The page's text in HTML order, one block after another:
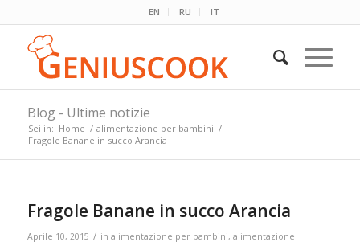
EN RU IT
Blog - Ultime notizie
Sei in: Home / alimentazione per bambini /
Fragole Banane in succo Arancia
Fragole Banane in succo Arancia
Aprile 10, 2015 / in alimentazione per bambini, alimentazione